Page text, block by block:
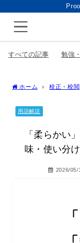
すべての記事 勉強
ホーム 校正・校閲
用語解説
「柔らかい
味・使い分
2026/05/